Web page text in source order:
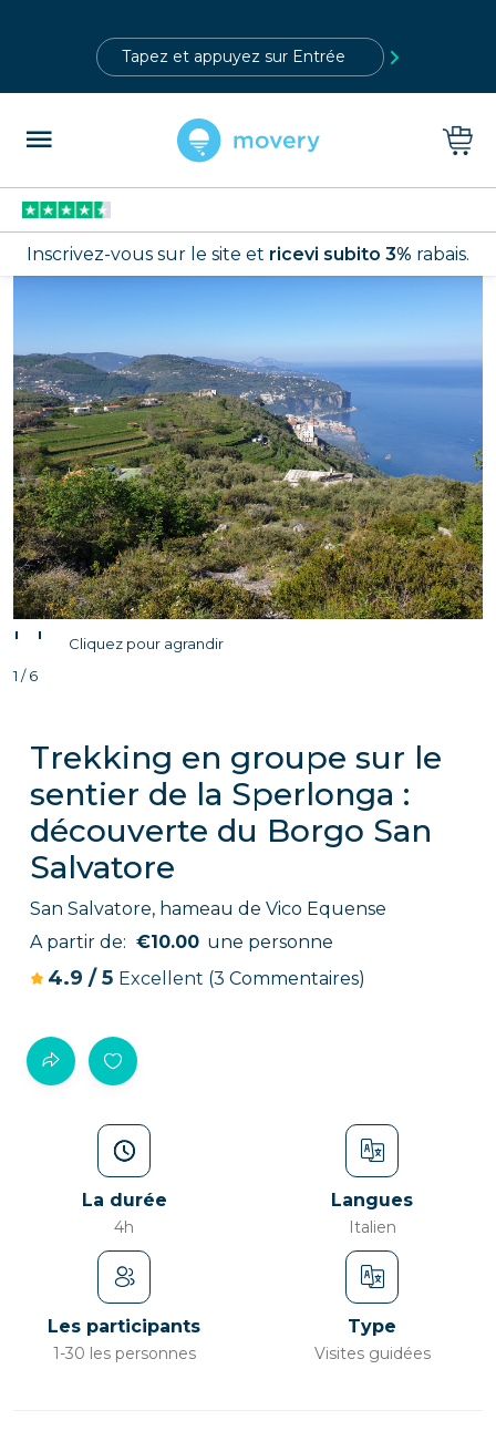
Inscrivez-vous sur le site et ricevi subito 3% rabais.
' '
Cliquez pour agrandir
1 / 6
Trekking en groupe sur le
sentier de la Sperlonga :
découverte du Borgo San
Salvatore
San Salvatore, hameau de Vico Equense
A partir de: €10.00 une personne
4.9 /5 Excellent (3 Commentaires)
La durée
4h
Langues
Italien
Les participants
1-30 les personnes
Type
Visites guidées